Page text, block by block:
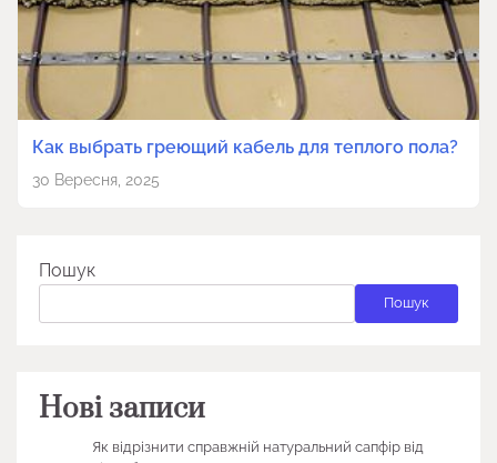
Как выбрать греющий кабель для теплого пола?
30 Вересня, 2025
Пошук
Пошук
Нові записи
Як відрізнити справжній натуральний сапфір від